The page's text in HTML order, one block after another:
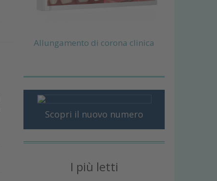
Allungamento di corona clinica
Scopri il nuovo numero
I più letti